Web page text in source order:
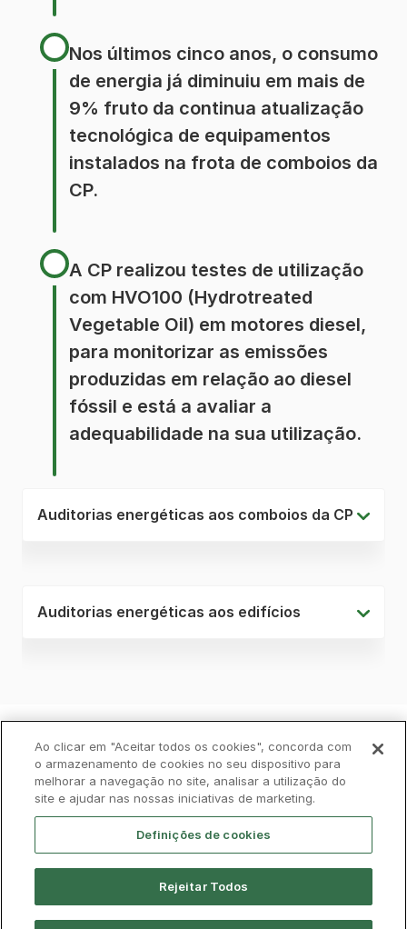
Nos últimos cinco anos, o consumo
de energia já diminuiu em mais de
9% fruto da continua atualização
tecnológica de equipamentos
instalados na frota de comboios da
CP.
A CP realizou testes de utilização
com HVO100 (Hydrotreated
Vegetable Oil) em motores diesel,
para monitorizar as emissões
produzidas em relação ao diesel
fóssil e está a avaliar a
adequabilidade na sua utilização.
Auditorias energéticas aos comboios da CP
Auditorias energéticas aos edifícios
Política de Privacidade Livro de Reclamações
Cookies Aviso Legal Acessibilidade
Ao clicar em "Aceitar todos os cookies", concorda com
o armazenamento de cookies no seu dispositivo para
melhorar a navegação no site, analisar a utilização do
site e ajudar nas nossas iniciativas de marketing.
Definições de cookies
Rejeitar Todos